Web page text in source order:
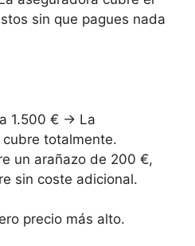
sin que pagues nada
1.500 € → La
totalmente.
un arañazo de 200 €,
sin coste adicional.
precio más alto.